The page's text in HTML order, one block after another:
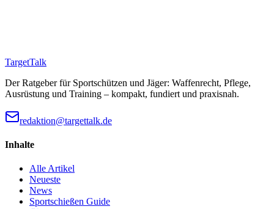
TargetTalk
Der Ratgeber für Sportschützen und Jäger: Waffenrecht, Pflege,
Ausrüstung und Training – kompakt, fundiert und praxisnah.
redaktion@targettalk.de
Inhalte
Alle Artikel
Neueste
News
Sportschießen Guide